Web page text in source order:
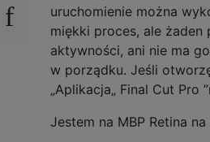
uruchomienie można
miękki proces, ale
aktywności, ani nie ma
w porządku. Jeśli
„Aplikacja„ Final Cut Pro
Jestem na MBP Retina